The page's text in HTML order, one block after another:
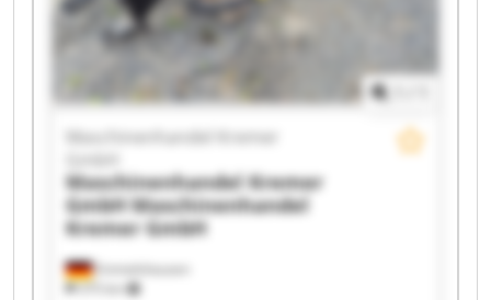
Emmelshausen
375 km
Maschinenhandel Kremer
Maschinenhandel Kremer
GmbHMaschinenhandel
Kremer GmbH